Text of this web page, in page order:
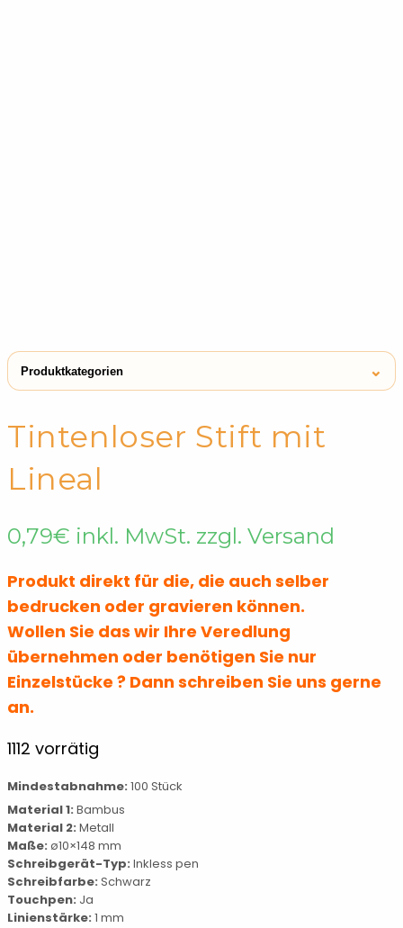
Produktkategorien ⌄
Lineale & LesezeichenTouchpens
Tintenloser Stift mit
Lineal
0,79€ inkl. MwSt. zzgl. Versand
Produkt direkt für die, die auch selber
bedrucken oder gravieren können.
Wollen Sie das wir Ihre Veredlung
übernehmen oder benötigen Sie nur
Einzelstücke ? Dann schreiben Sie uns gerne
an.
1112 vorrätig
Mindestabnahme: 100 Stück
Material 1: Bambus
Material 2: Metall
Maße: ø10×148 mm
Schreibgerät-Typ: Inkless pen
Schreibfarbe: Schwarz
Touchpen: Ja
Linienstärke: 1 mm